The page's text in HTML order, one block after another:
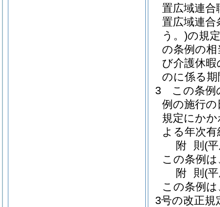
置広域連合
置広域連合
う。)の規
の条例の
び介護休
のに係る
3
この条例
例の施行
規定にか
よる年次
附 則 (
この条例
附 則 (
この条例
3号の改正規